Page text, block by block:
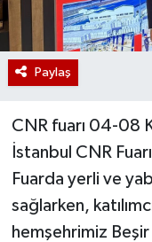
Paylaş
CNR fuarı 04-08
İstanbul CNR
Fuarda yerli ve
sağlarken,
hemşehrimiz